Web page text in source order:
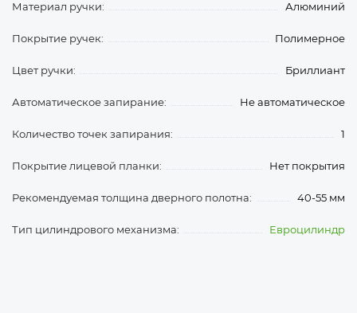
Материал ручки: Алюминий
Покрытие ручек: Полимерное
Цвет ручки: Бриллиант
Автоматическое запирание: Не автоматическое
Количество точек запирания: 1
Покрытие лицевой планки: Нет покрытия
Рекомендуемая толщина дверного полотна: 40-55 мм
Тип цилиндрового механизма: Евроцилиндр